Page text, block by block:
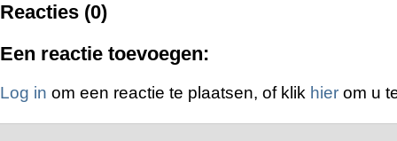
Reacties (0)
Een reactie toevoegen:
Log in om een reactie te plaatsen, of klik hier om u